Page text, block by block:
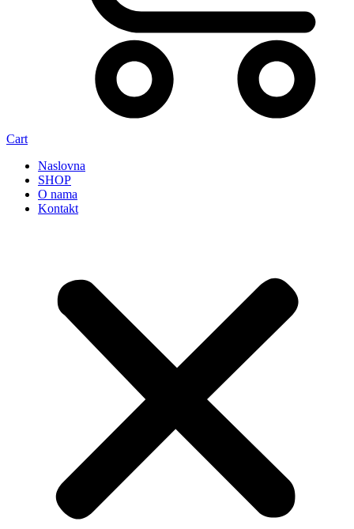
Cart
Naslovna
SHOP
O nama
Kontakt